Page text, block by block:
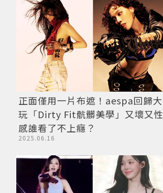
正面僅用一片布遮！aespa回歸大
玩「Dirty Fit骯髒美學」又壞又性
感誰看了不上癮？
2025.06.16